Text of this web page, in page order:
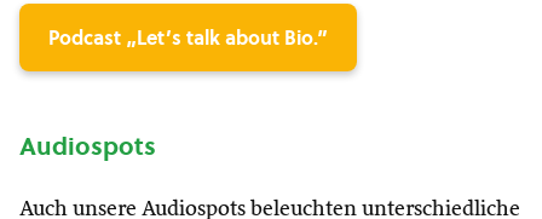
Podcast „Let’s talk about Bio.”
Audiospots
Auch unsere Audiospots beleuchten unterschiedliche